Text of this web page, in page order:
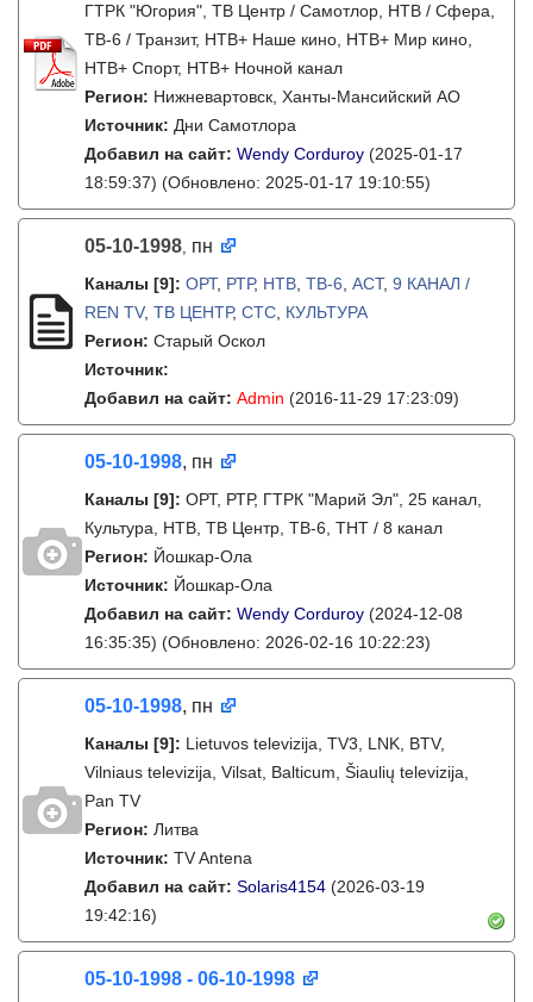
ГТРК "Югория", ТВ Центр / Самотлор, НТВ / Сфера,
ТВ-6 / Транзит, НТВ+ Наше кино, НТВ+ Мир кино,
НТВ+ Спорт, НТВ+ Ночной канал
Регион: Нижневартовск, Ханты-Мансийский АО
Источник: Дни Самотлора
Добавил на сайт: Wendy Corduroy (2025-01-17
18:59:37) (Обновлено: 2025-01-17 19:10:55)
05-10-1998, пн
Каналы [9]: ОРТ, РТР, НТВ ТВ-6 АСТ, 9 КАНАЛ /
REN TV, ТВ ЦЕНТР, СТС КУЛЬТУРА
Регион: Старый Оскол
Источник:
Добавил на сайт: Admin (2016-11-29 17:23:09)
05-10-1998, пн
Каналы [9]: ОРТ, РТР, ГТРК "Марий Эл", 25 канал,
Культура, НТВ, ТВ Центр, ТВ-6, ТНТ / 8 канал
Регион: Йошкар-Ола
Источник: Йошкар-Ола
Добавил на сайт: Wendy Corduroy (2024-12-08
16:35:35) (Обновлено: 2026-02-16 10:22:23)
05-10-1998, пн
Каналы [9]: Lietuvos televizija, TV3, LNK, BTV,
Vilniaus televizija, Vilsat, Balticum, Šiaulių televizija,
Pan TV
Регион: Литва
Источник: TV Antena
Добавил на сайт: Solaris4154 (2026-03-19
19:42:16)
05-10-1998 - 06-10-1998